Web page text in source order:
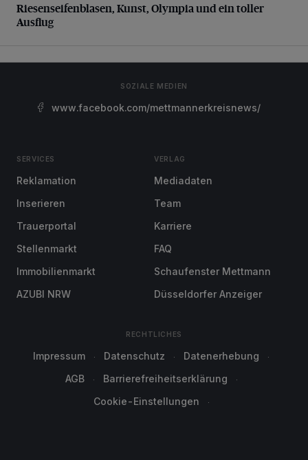
Riesenseifenblasen, Kunst, Olympia und ein toller
Ausflug
SOZIALE MEDIEN
www.facebook.com/mettmannerkreisnews/
SERVICES
Reklamation
Inserieren
Trauerportal
Stellenmarkt
Immobilienmarkt
AZUBI NRW
VERLAG
Mediadaten
Team
Karriere
FAQ
Schaufenster Mettmann
Düsseldorfer Anzeiger
RECHTLICHES
Impressum Datenschutz
Datenerhebung
AGB
Barrierefreiheitserklärung
Cookie-Einstellungen